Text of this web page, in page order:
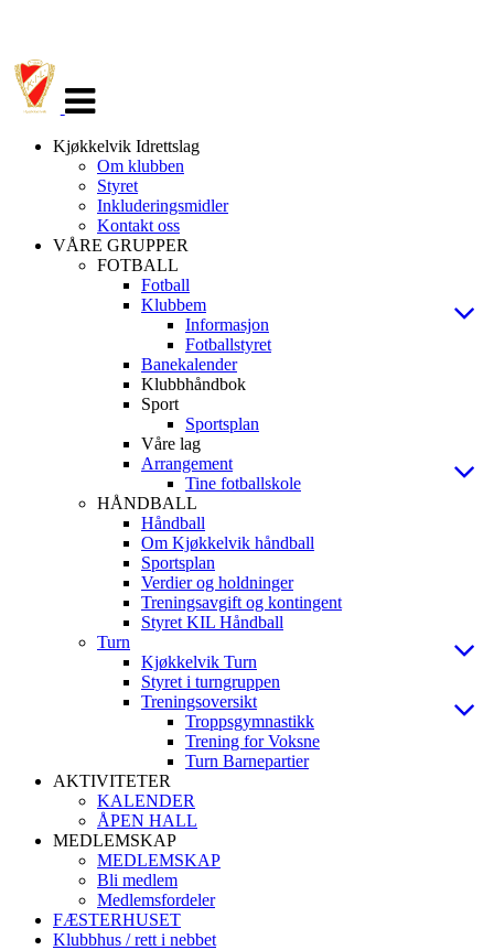
navigasjon
Kjøkkelvik Idrettslag
Om klubben
Styret
Inkluderingsmidler
Kontakt oss
VÅRE GRUPPER
FOTBALL
Fotball
Klubbem
Informasjon
Fotballstyret
Banekalender
Klubbhåndbok
Sport
Sportsplan
Våre lag
Arrangement
Tine fotballskole
HÅNDBALL
Håndball
Om Kjøkkelvik håndball
Sportsplan
Verdier og holdninger
Treningsavgift og kontingent
Styret KIL Håndball
Turn
Kjøkkelvik Turn
Styret i turngruppen
Treningsoversikt
Troppsgymnastikk
Trening for Voksne
Turn Barnepartier
AKTIVITETER
KALENDER
ÅPEN HALL
MEDLEMSKAP
MEDLEMSKAP
Bli medlem
Medlemsfordeler
FÆSTERHUSET
Klubbhus / rett i nebbet